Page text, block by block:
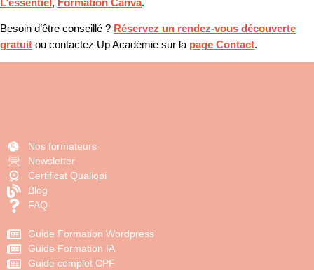
L’essentiel , Formation Canva.
Besoin d’être conseillé ? Réservez un rendez-vous découverte
gratuit ou contactez Up Académie sur la page Contact.
Nos formateurs
Newsletter
Certificat Qualiopi
Blog
FAQ
Guide Formation Wordpress
Guide Formation IA
Guide complet CPF